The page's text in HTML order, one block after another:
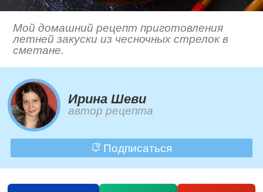
Мой домашний рецепт приготовления
летней закуски из чесночных стрелок в
сметане.
Ирина Шеви
автор рецепта
Подписаться